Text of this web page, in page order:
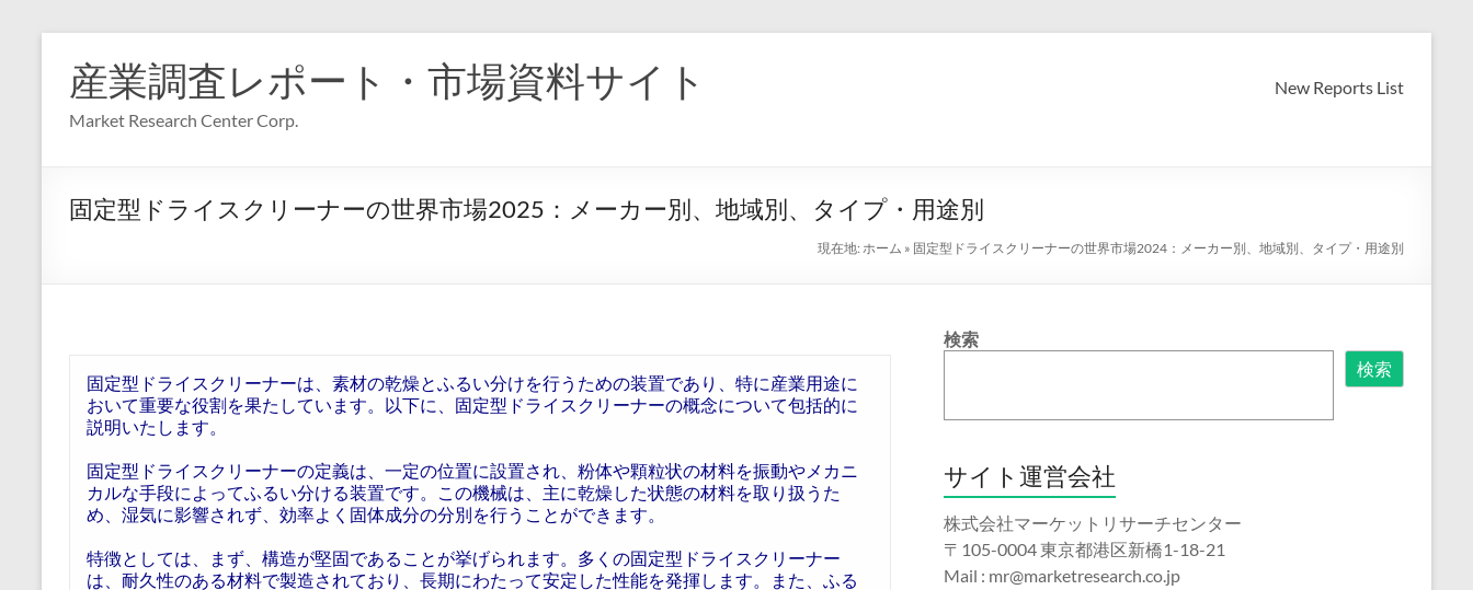
産業調査レポート・市場資料サイト
Market Research Center Corp.
New Reports List
固定型ドライスクリーナーの世界市場2025：メーカー別、地域別、タイプ・用途別
現在地: ホーム » 固定型ドライスクリーナーの世界市場2024：メーカー別、地域別、タイプ・用途別
固定型ドライスクリーナーは、素材の乾燥とふるい分けを行うための装置であり、特に産業用途に
おいて重要な役割を果たしています。以下に、固定型ドライスクリーナーの概念について包括的に
説明いたします。
固定型ドライスクリーナーの定義は、一定の位置に設置され、粉体や顆粒状の材料を振動やメカニ
カルな手段によってふるい分ける装置です。この機械は、主に乾燥した状態の材料を取り扱うた
め、湿気に影響されず、効率よく固体成分の分別を行うことができます。
特徴としては、まず、構造が堅固であることが挙げられます。多くの固定型ドライスクリーナー
は、耐久性のある材料で製造されており、長期にわたって安定した性能を発揮します。また、ふる
検索
検索
サイト運営会社
株式会社マーケットリサーチセンター
〒105-0004 東京都港区新橋1-18-21
Mail : mr@marketresearch.co.jp